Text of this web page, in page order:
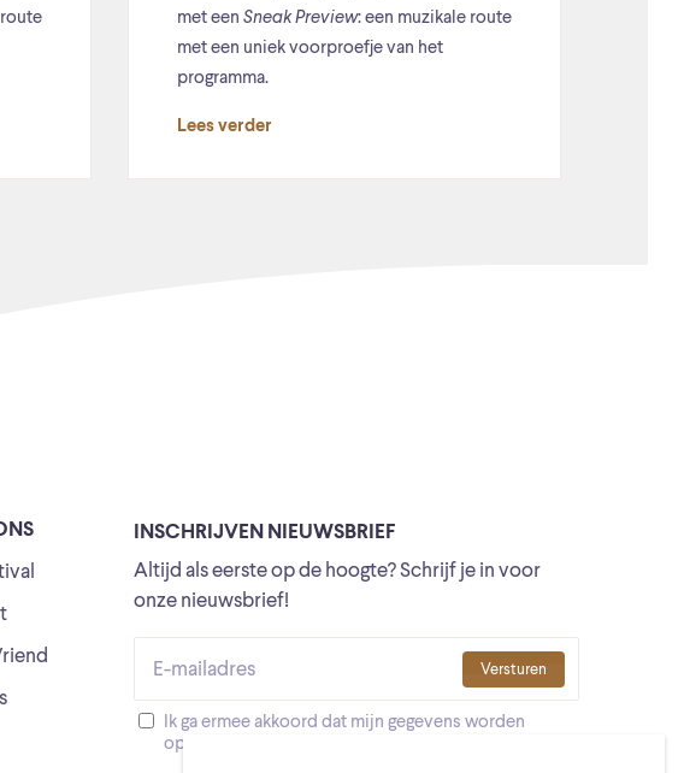
met een Sneak Preview: een muzikale route
met een uniek voorproefje van het
programma.
Lees verder
INSCHRIJVEN NIEUWSBRIEF
Altijd als eerste op de hoogte? Schrijf je in voor
onze nieuwsbrief!
Ik ga ermee akkoord dat mijn gegevens worden
opgeslagen
Versturen